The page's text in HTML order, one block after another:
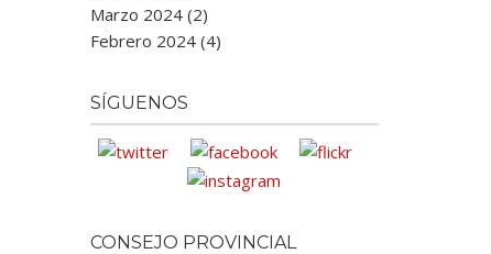
Marzo 2024 (2)
Febrero 2024 (4)
SÍGUENOS
CONSEJO PROVINCIAL